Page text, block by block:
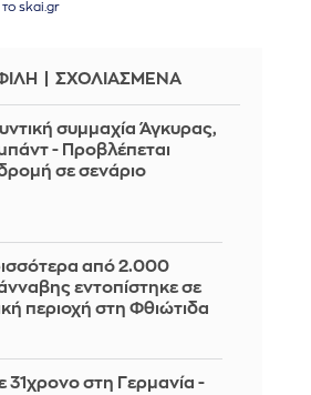
το skai.gr
ΣΧΟΛΙΑΣΜΕΝΑ
συμμαχία Άγκυρας,
- Προβλέπεται
σε σενάριο
από 2.000
εντοπίστηκε σε
περιοχή στη Φθιώτιδα
31χρονο στη Γερμανία -